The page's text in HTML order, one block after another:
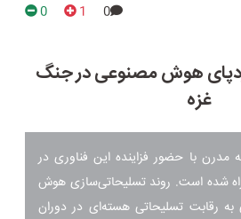
0
1
0
هوش مصنوعی در جنگ
غزه
با حضور فزاینده‌ این فناوری در
شده است. روند تسلیحاتی‌سازی هوش
رقابت تسلیحاتی هسته‌ای در دوران